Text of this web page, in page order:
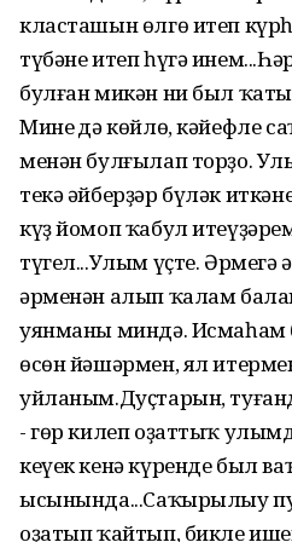
класташын өлгө итеп
түбәне итеп һүгә
булған микән ни был
Минең дә көйлө, кәйефле
менән булғылап торҙо.
текә әйберҙәр бүләк
күҙ йомоп ҡабул
түгел...Улым үҫте. Әрмегә
әрменән алып ҡалам
уянманы миндә. Исмаһам
өсөн йәшәрмен, ял
уйланым.Дуҫтарын,
- гөр килеп оҙаттыҡ
кеүек кенә күренде был
ысынында...Саҡырылыу
оҙатып ҡайтып, бикле